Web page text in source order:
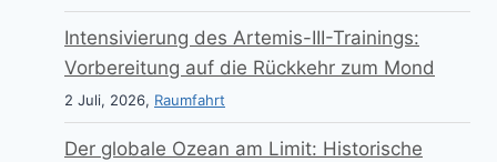
Intensivierung des Artemis-III-Trainings:
Vorbereitung auf die Rückkehr zum Mond
2 Juli, 2026, Raumfahrt
Der globale Ozean am Limit: Historische